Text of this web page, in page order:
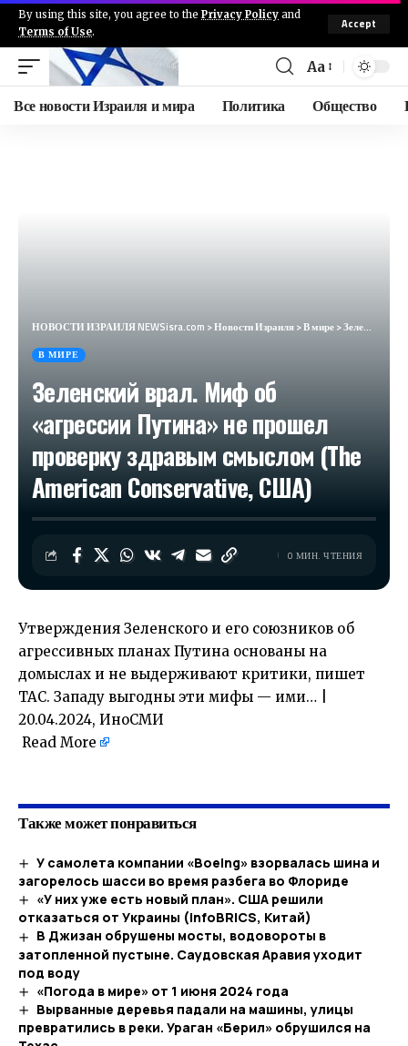
By using this site, you agree to the Privacy Policy and
Terms of Use.
Accept
Aa
Все новости Израиля и мира Политика Общество
НОВОСТИ ИЗРАИЛЯ NEWSisra.com >Новости Израиля>В мире>Зеленский врал. Миф об «агрессии Путина» не прошел проверку здравым смыслом (The American Conservative, США)
В МИРЕ
Зеленский врал. Миф об
«агрессии Путина» не прошел
проверку здравым смыслом (The
American Conservative, США)
0 МИН. ЧТЕНИЯ
Утверждения Зеленского и его союзников об
агрессивных планах Путина основаны на
домыслах и не выдерживают критики, пишет
ТАС. Западу выгодны эти мифы — ими… |
20.04.2024, ИноСМИ
Read More
Также может понравиться
У самолета компании «Boeing» взорвалась шина и
загорелось шасси во время разбега во Флориде
«У них уже есть новый план». США решили
отказаться от Украины (infoBRICS, Китай)
В Джизан обрушены мосты, водовороты в
затопленной пустыне. Саудовская Аравия уходит
под воду
«Погода в мире» от 1 июня 2024 года
Вырванные деревья падали на машины, улицы
превратились в реки. Ураган «Берил» обрушился на